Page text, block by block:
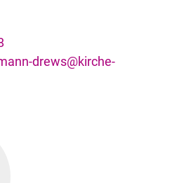
drews@kirche-